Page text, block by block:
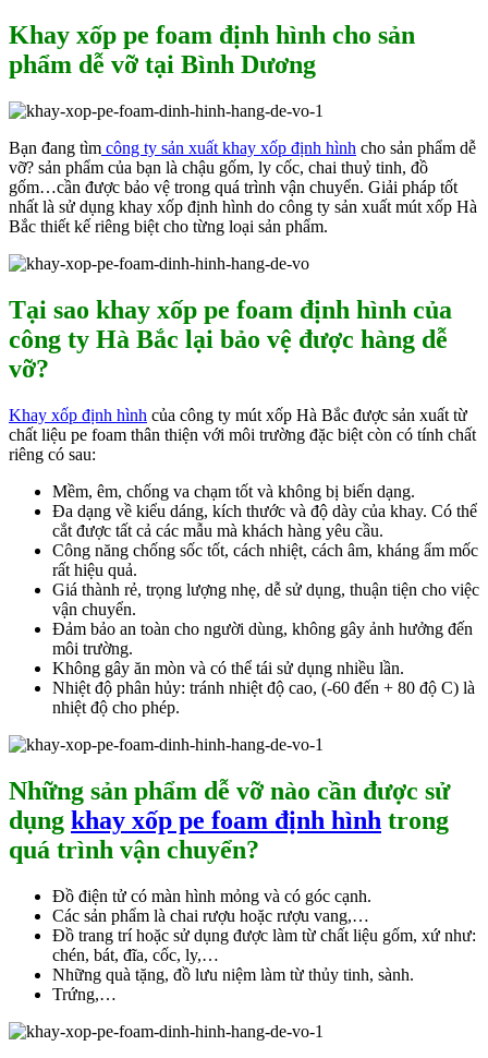
Khay xốp pe foam định hình cho sản
phẩm dễ vỡ tại Bình Dương
Bạn đang tìm công ty sản xuất khay xốp định hình cho sản phẩm dễ
vỡ? sản phẩm của bạn là chậu gốm, ly cốc, chai thuỷ tinh, đồ
gốm…cần được bảo vệ trong quá trình vận chuyển. Giải pháp tốt
nhất là sử dụng khay xốp định hình do công ty sản xuất mút xốp Hà
Bắc thiết kế riêng biệt cho từng loại sản phẩm.
Tại sao khay xốp pe foam định hình của
công ty Hà Bắc lại bảo vệ được hàng dễ
vỡ?
Khay xốp định hình của công ty mút xốp Hà Bắc được sản xuất từ
chất liệu pe foam thân thiện với môi trường đặc biệt còn có tính chất
riêng có sau:
Mềm, êm, chống va chạm tốt và không bị biến dạng.
Đa dạng về kiểu dáng, kích thước và độ dày của khay. Có thể
cắt được tất cả các mẫu mà khách hàng yêu cầu.
Công năng chống sốc tốt, cách nhiệt, cách âm, kháng ẩm mốc
rất hiệu quả.
Giá thành rẻ, trọng lượng nhẹ, dễ sử dụng, thuận tiện cho việc
vận chuyển.
Đảm bảo an toàn cho người dùng, không gây ảnh hưởng đến
môi trường.
Không gây ăn mòn và có thể tái sử dụng nhiều lần.
Nhiệt độ phân hủy: tránh nhiệt độ cao, (-60 đến + 80 độ C) là
nhiệt độ cho phép.
Những sản phẩm dễ vỡ nào cần được sử
dụng khay xốp pe foam định hình trong
quá trình vận chuyển?
Đồ điện tử có màn hình mỏng và có góc cạnh.
Các sản phẩm là chai rượu hoặc rượu vang,…
Đồ trang trí hoặc sử dụng được làm từ chất liệu gốm, xứ như:
chén, bát, đĩa, cốc, ly,…
Những quà tặng, đồ lưu niệm làm từ thủy tinh, sành.
Trứng,…